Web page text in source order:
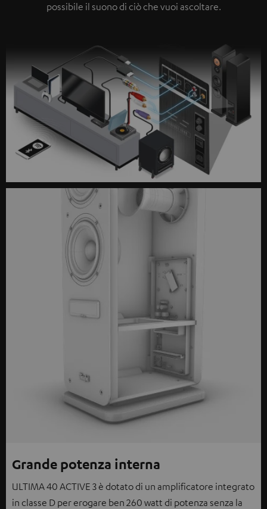
possibile il suono di ciò che vuoi ascoltare.
Grande potenza interna
ULTIMA 40 ACTIVE 3 è dotato di un amplificatore integrato
in classe D per erogare ben 260 watt di potenza senza la